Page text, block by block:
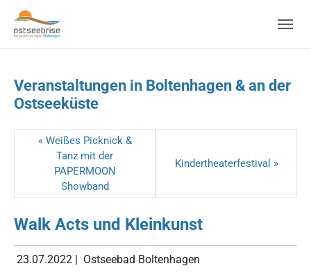
Skip to main navigation
Zum Hauptinhalt springen
Skip to page footer
Veranstaltungen in Boltenhagen & an der
Ostseeküste
« Weißes Picknick &
Tanz mit der
PAPERMOON
Showband
Kindertheaterfestival »
Walk Acts und Kleinkunst
23.07.2022 | Ostseebad Boltenhagen